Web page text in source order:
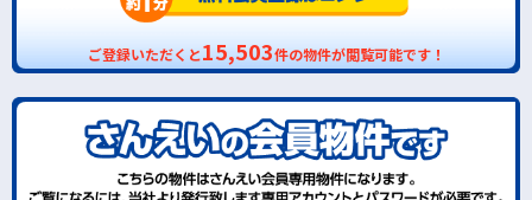
ご登録いただくと15,503件の物件が閲覧可能です！